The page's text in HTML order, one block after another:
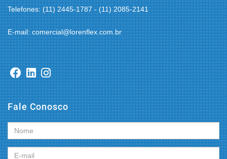
Telefones: (11) 2445-1787 - (11) 2085-2141
E-mail: comercial@lorenflex.com.br
Fale Conosco